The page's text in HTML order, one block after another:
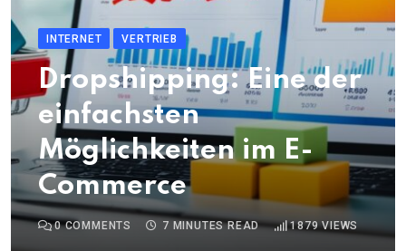
INTERNET VERTRIEB
Dropshipping: Eine der
einfachsten
Möglichkeiten im E-
Commerce
0COMMENTS 7 MINUTES READ 1879VIEWS